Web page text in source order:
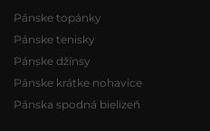
Pánske topánky
Pánske tenisky
Pánske džínsy
Pánske krátke nohavice
Pánska spodná bielizeň